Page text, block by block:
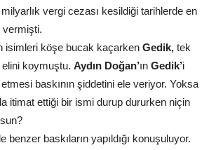
vergi cezası kesildiği tarihlerde en
vermişti.
isimleri köşe bucak kaçarken Gedik, tek
elini koymuştu. Aydın Doğan’ın Gedik’i
baskının şiddetini ele veriyor. Yoksa
itimat ettiği bir ismi durup dururken niçin
benzer baskıların yapıldığı konuşuluyor.